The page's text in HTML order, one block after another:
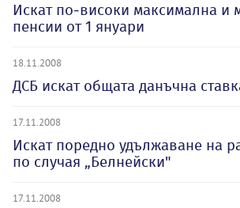
Искат по-високи максимална и
пенсии от 1 януари
18.11.2008
ДСБ искат общата данъчна
17.11.2008
Искат поредно удължаване на
по случая „Белнейски"
17.11.2008